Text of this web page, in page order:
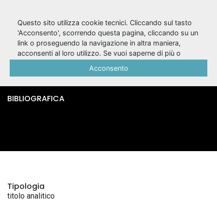
Carnezzeria / Emma
Dante
BIBLIOGRAFICA
Tipologia
titolo analitico
Questo sito utilizza cookie tecnici. Cliccando sul tasto
'Acconsento', scorrendo questa pagina, cliccando su un
link o proseguendo la navigazione in altra maniera,
acconsenti al loro utilizzo. Se vuoi saperne di più o
Acconsento